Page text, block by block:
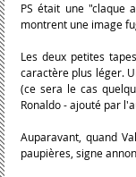
PS était une "claque
montrent une image
Les deux petites
caractère plus léger.
(ce sera le cas
Ronaldo - ajouté par
Auparavant, quand
paupières, signe